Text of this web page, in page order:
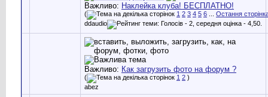
Важливо: Наклейка клуба! БЕСПЛАТНО!
( 1 2 3 4 5 6
Остання
ddaudio
Важливо: Как загрузить фото на форум ?
( 1 2 )
abez